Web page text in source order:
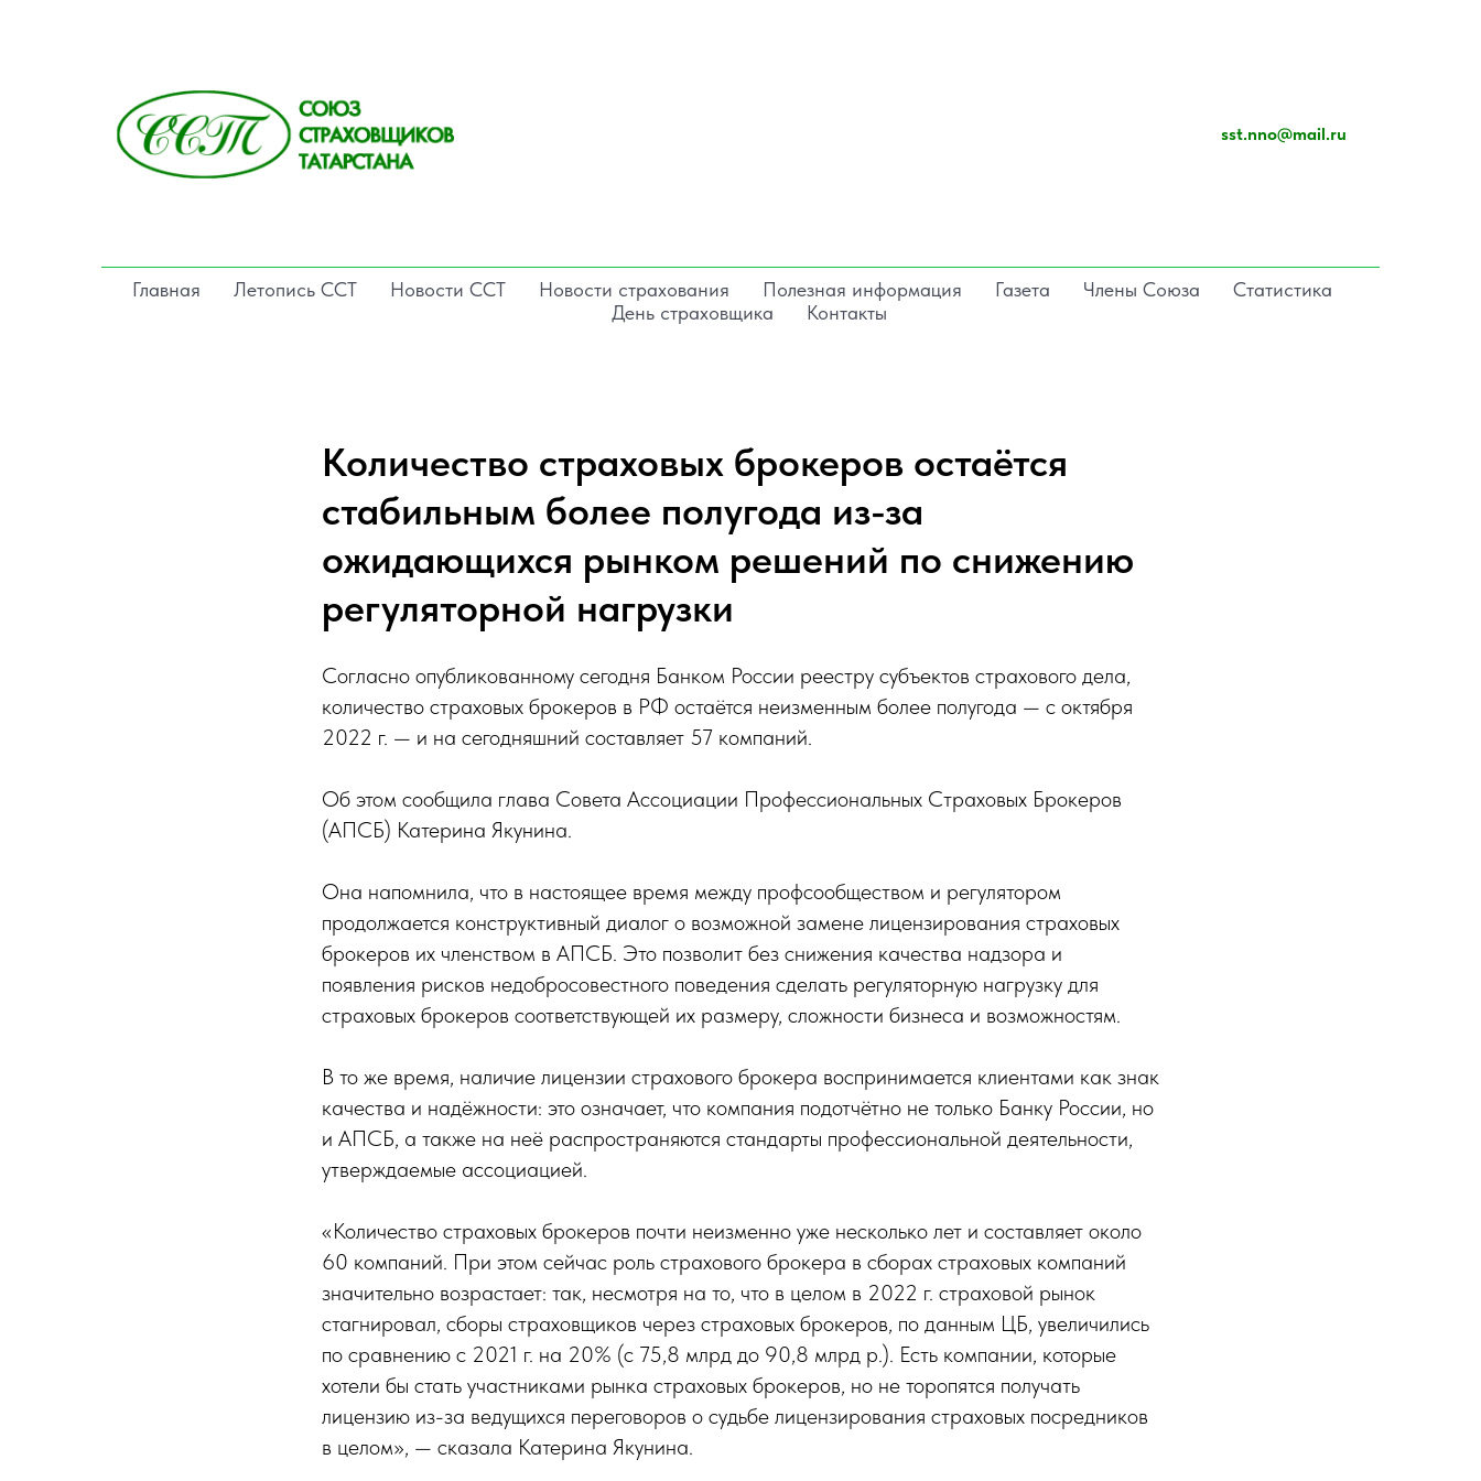
sst.nno@mail.ru
Главная Летопись ССТ Новости ССТ Новости страхования Полезная информация Газета Члены Союза
Статистика
День страховщика
Контакты
Количество страховых брокеров остаётся
стабильным более полугода из-за
ожидающихся рынком решений по снижению
регуляторной нагрузки
Согласно опубликованному сегодня Банком России реестру субъектов страхового дела,
количество страховых брокеров в РФ остаётся неизменным более полугода — с октября
2022 г. — и на сегодняшний составляет 57 компаний.
Об этом сообщила глава Совета Ассоциации Профессиональных Страховых Брокеров
(АПСБ) Катерина Якунина.
Она напомнила, что в настоящее время между профсообществом и регулятором
продолжается конструктивный диалог о возможной замене лицензирования страховых
брокеров их членством в АПСБ. Это позволит без снижения качества надзора и
появления рисков недобросовестного поведения сделать регуляторную нагрузку для
страховых брокеров соответствующей их размеру, сложности бизнеса и возможностям.
В то же время, наличие лицензии страхового брокера воспринимается клиентами как знак
качества и надёжности: это означает, что компания подотчётно не только Банку России, но
и АПСБ, а также на неё распространяются стандарты профессиональной деятельности,
утверждаемые ассоциацией.
«Количество страховых брокеров почти неизменно уже несколько лет и составляет около
60 компаний. При этом сейчас роль страхового брокера в сборах страховых компаний
значительно возрастает: так, несмотря на то, что в целом в 2022 г. страховой рынок
стагнировал, сборы страховщиков через страховых брокеров, по данным ЦБ, увеличились
по сравнению с 2021 г. на 20% (с 75,8 млрд до 90,8 млрд р.). Есть компании, которые
хотели бы стать участниками рынка страховых брокеров, но не торопятся получать
лицензию из-за ведущихся переговоров о судьбе лицензирования страховых посредников
в целом», — сказала Катерина Якунина.